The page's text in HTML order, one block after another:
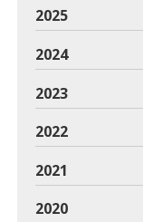
2025
2024
2023
2022
2021
2020